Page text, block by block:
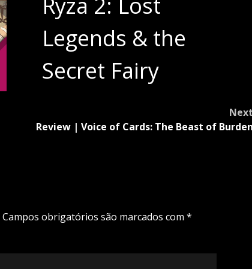
Ryza 2: Lost
Legends & the
Secret Fairy
Review | Voice of Cards: The Beast of
Campos obrigatórios são marcados com *